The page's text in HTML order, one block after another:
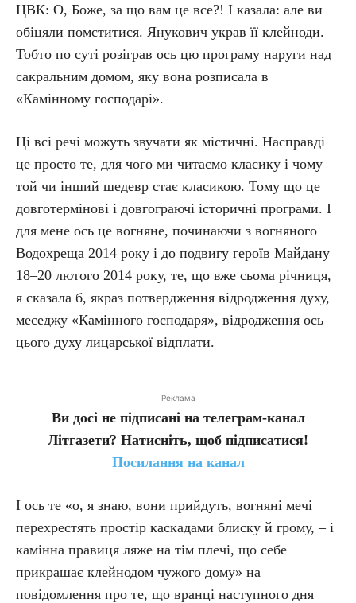
ЦВК: О, Боже, за що вам це все?! І казала: але ви
обіцяли помститися. Янукович украв її клейноди.
Тобто по суті розіграв ось цю програму наруги над
сакральним домом, яку вона розписала в
«Камінному господарі».
Ці всі речі можуть звучати як містичні. Насправді
це просто те, для чого ми читаємо класику і чому
той чи інший шедевр стає класикою. Тому що це
довготермінові і довгограючі історичні програми. І
для мене ось це вогняне, починаючи з вогняного
Водохреща 2014 року і до подвигу героїв Майдану
18–20 лютого 2014 року, те, що вже сьома річниця,
я сказала б, якраз потвердження відродження духу,
меседжу «Камінного господаря», відродження ось
цього духу лицарської відплати.
Реклама
Ви досі не підписані на телеграм-канал
Літгазети? Натисніть, щоб підписатися!
Посилання на канал
І ось те «о, я знаю, вони прийдуть, вогняні мечі
перехрестять простір каскадами блиску й грому, – і
камінна правиця ляже на тім плечі, що себе
прикрашає клейнодом чужого дому» на
повідомлення про те, що вранці наступного дня